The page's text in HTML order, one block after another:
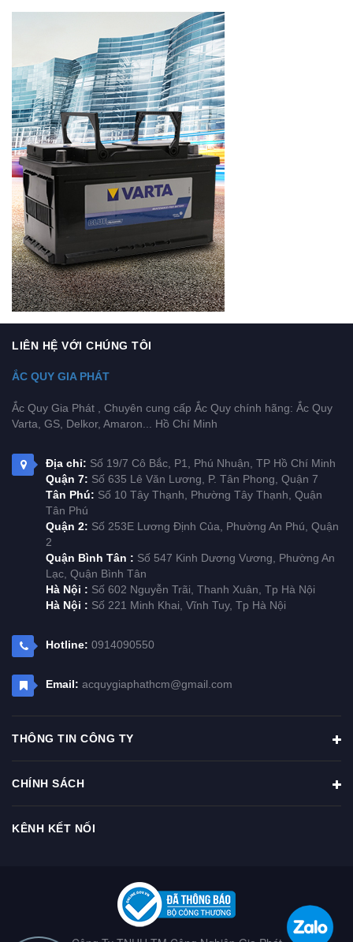
LIÊN HỆ VỚI CHÚNG TÔI
ẮC QUY GIA PHÁT
Ắc Quy Gia Phát , Chuyên cung cấp Ắc Quy chính hãng: Ắc Quy
Varta, GS, Delkor, Amaron... Hồ Chí Minh
Địa chỉ: Số 19/7 Cô Bắc, P1, Phú Nhuận, TP Hồ Chí Minh
Quận 7: Số 635 Lê Văn Lương, P. Tân Phong, Quận 7
Tân Phú: Số 10 Tây Thạnh, Phường Tây Thạnh, Quận
Tân Phú
Quận 2: Số 253E Lương Định Của, Phường An Phú, Quận
2
Quận Bình Tân : Số 547 Kinh Dương Vương, Phường An
Lạc, Quận Bình Tân
Hà Nội : Số 602 Nguyễn Trãi, Thanh Xuân, Tp Hà Nội
Hà Nội : Số 221 Minh Khai, Vĩnh Tuy, Tp Hà Nội
Hotline: 0914090550
Email: acquygiaphathcm@gmail.com
THÔNG TIN CÔNG TY
CHÍNH SÁCH
KÊNH KẾT NỐI